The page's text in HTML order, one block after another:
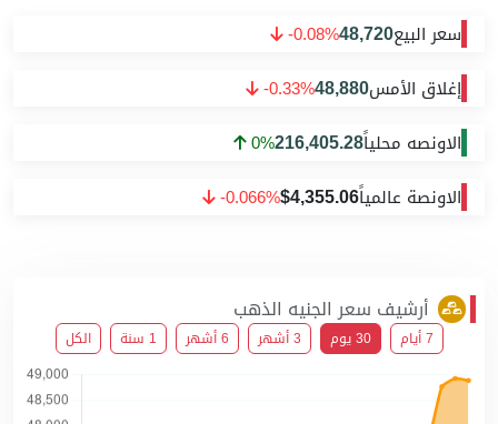
سعر البيع48,720
-0.08%
إغلاق الأمس48,880
-0.33%
الاونصه محلياً216,405.28
0%
الاونصة عالمياً$4,355.06
-0.066%
أرشيف سعر الجنيه الذهب
7 أيام 30 يوم 3 أشهر 6 أشهر 1 سنة الكل